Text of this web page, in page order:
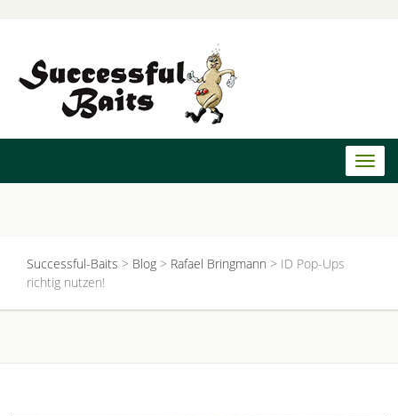
Successful-Baits > Blog > Rafael Bringmann > ID Pop-Ups
richtig nutzen!